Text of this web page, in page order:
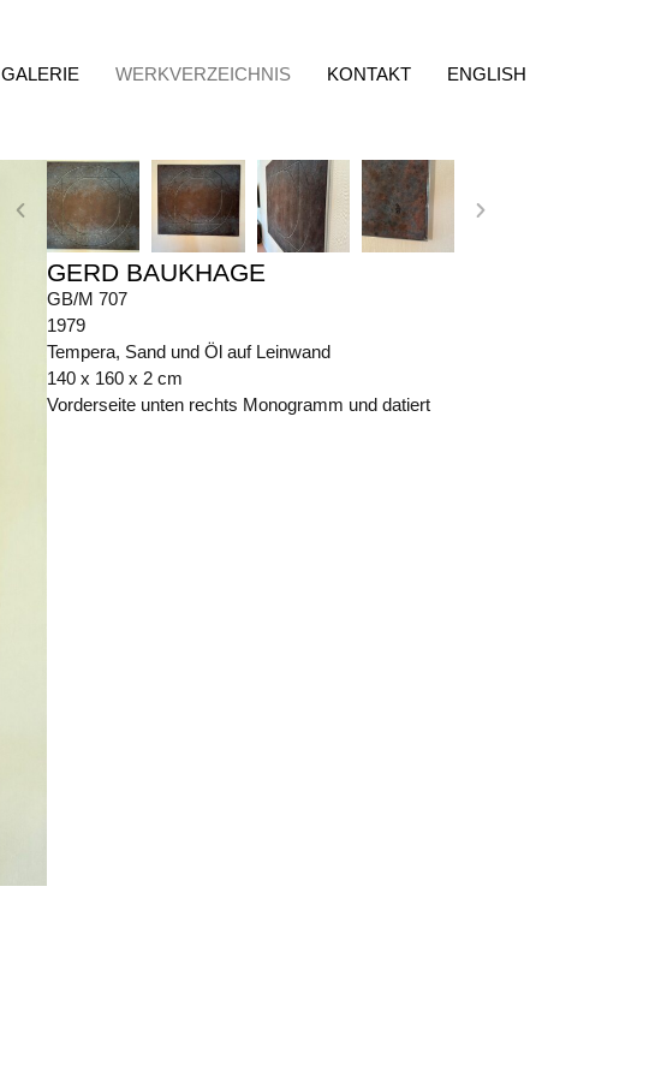
GALERIE WERKVERZEICHNIS KONTAKT ENGLISH
GERD BAUKHAGE
GB/M 707
1979
Tempera, Sand und Öl auf Leinwand
140 x 160 x 2 cm
Vorderseite unten rechts Monogramm und datiert